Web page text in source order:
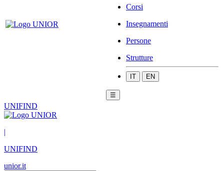
Corsi
Insegnamenti
Persone
Strutture
IT EN
☰
UNIFIND
|
UNIFIND
unior.it